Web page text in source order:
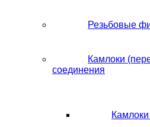
Резьбовые
Камлоки
соединения